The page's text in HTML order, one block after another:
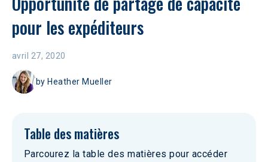
pour les expéditeurs
avril 27, 2020
by Heather Mueller
Table des matières
Parcourez la table des matières pour accéder